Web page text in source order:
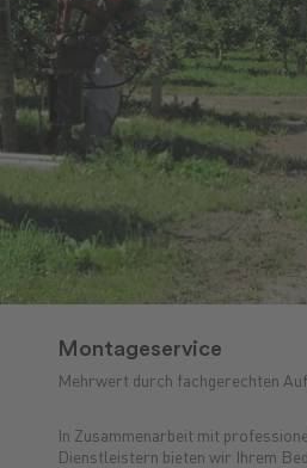
Montageservice
Mehrwert durch fachgerechten
In Zusammenarbeit mit
Dienstleistern bieten wir Ihrem